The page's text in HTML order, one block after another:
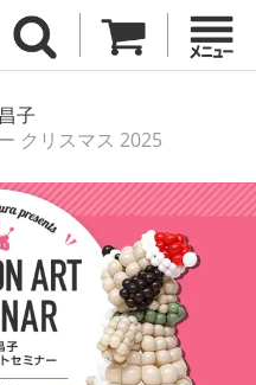
子
クリスマス 2025